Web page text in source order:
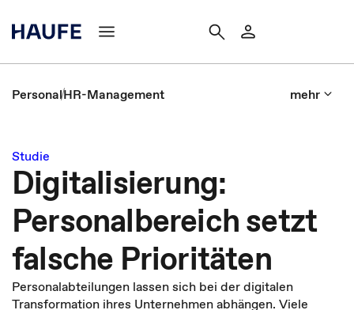
PersonalHR-Management mehr
Studie
Digitalisierung:
Personalbereich setzt
falsche Prioritäten
Personalabteilungen lassen sich bei der digitalen
Transformation ihres Unternehmen abhängen. Viele